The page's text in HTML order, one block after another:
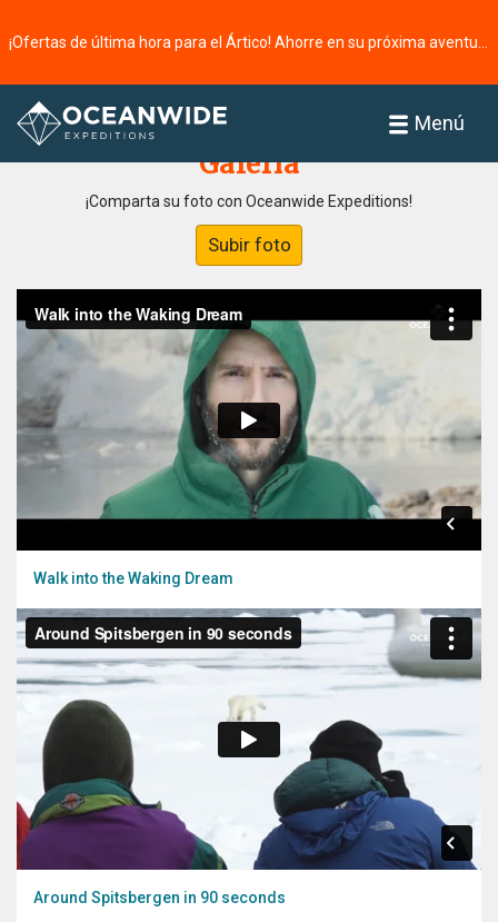
Menú
Página principal
Galería
¡Comparta su foto con Oceanwide Expeditions!
Subir foto
Walk into the Waking Dream
Around Spitsbergen in 90 seconds